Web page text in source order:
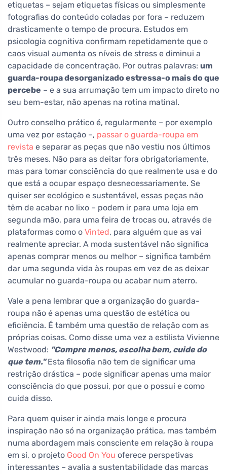
etiquetas – sejam etiquetas físicas ou simplesmente
fotografias do conteúdo coladas por fora – reduzem
drasticamente o tempo de procura. Estudos em
psicologia cognitiva confirmam repetidamente que o
caos visual aumenta os níveis de stress e diminui a
capacidade de concentração. Por outras palavras: um
guarda-roupa desorganizado estressa-o mais do que
percebe – e a sua arrumação tem um impacto direto no
seu bem-estar, não apenas na rotina matinal.
Outro conselho prático é, regularmente – por exemplo
uma vez por estação –, passar o guarda-roupa em
revista e separar as peças que não vestiu nos últimos
três meses. Não para as deitar fora obrigatoriamente,
mas para tomar consciência do que realmente usa e do
que está a ocupar espaço desnecessariamente. Se
quiser ser ecológico e sustentável, essas peças não
têm de acabar no lixo – podem ir para uma loja em
segunda mão, para uma feira de trocas ou, através de
plataformas como o Vinted, para alguém que as vai
realmente apreciar. A moda sustentável não significa
apenas comprar menos ou melhor – significa também
dar uma segunda vida às roupas em vez de as deixar
acumular no guarda-roupa ou acabar num aterro.
Vale a pena lembrar que a organização do guarda-
roupa não é apenas uma questão de estética ou
eficiência. É também uma questão de relação com as
próprias coisas. Como disse uma vez a estilista Vivienne
Westwood: "Compre menos, escolha bem, cuide do
que tem."Esta filosofia não tem de significar uma
restrição drástica – pode significar apenas uma maior
consciência do que possui, por que o possui e como
cuida disso.
Para quem quiser ir ainda mais longe e procura
inspiração não só na organização prática, mas também
numa abordagem mais consciente em relação à roupa
em si, o projeto Good On You oferece perspetivas
interessantes – avalia a sustentabilidade das marcas